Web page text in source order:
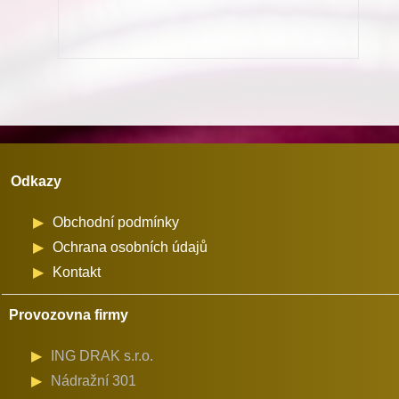
(01204-
Odkazy
Obchodní podmínky
Ochrana osobních údajů
Kontakt
Provozovna firmy
ING DRAK s.r.o.
Nádražní 301